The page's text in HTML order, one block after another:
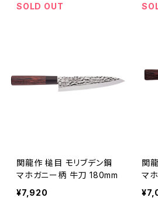
SOLD OUT
関龍作 槌目 モリブデン鋼
マホガニー柄 牛刀 180mm
¥7,920
関
マ
m